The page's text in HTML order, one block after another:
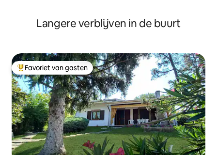
Langere verblijven in de buurt
Topfavoriet van gasten
Favoriet van gasten